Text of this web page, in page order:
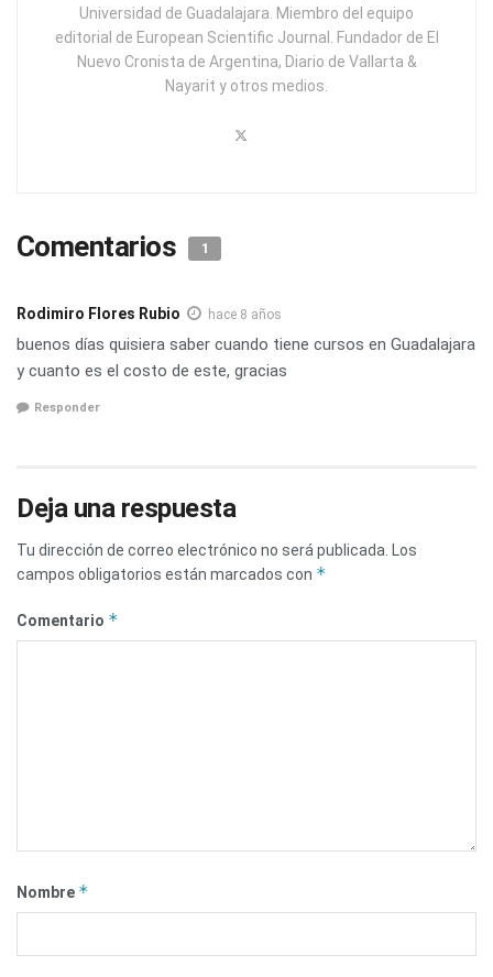
Universidad de Guadalajara. Miembro del equipo
editorial de European Scientific Journal. Fundador de El
Nuevo Cronista de Argentina, Diario de Vallarta &
Nayarit y otros medios.
Comentarios 1
Rodimiro Flores Rubio hace 8 años
buenos días quisiera saber cuando tiene cursos en Guadalajara
y cuanto es el costo de este, gracias
Responder
Deja una respuesta
Tu dirección de correo electrónico no será publicada.
Los
campos obligatorios están marcados con *
Comentario *
Nombre *